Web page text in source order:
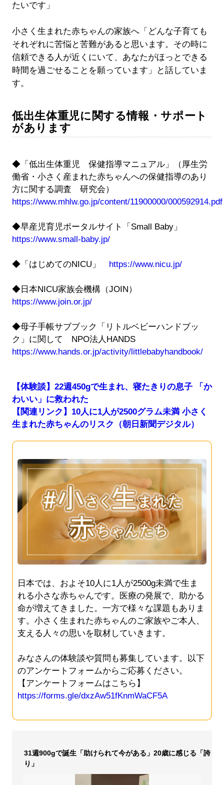
たいです」
小さく生まれた赤ちゃんの家族へ「どんな子育ても
それぞれに苦悩と苦難があると思います。その時に
信頼できる人が近くにいて、あなたがほっとできる
時間を過ごせることを願っています」と話していま
す。
低出生体重児に関する情報・サポート
があります
◆「低出生体重児 保健指導マニュアル」（厚生労
働省・小さく産まれた赤ちゃんへの保健指導のあり
方に関する調査 研究会）
https://www.mhlw.go.jp/content/11900000/000592914.pdf
◆早産児育児ポータルサイト「Small Baby」
https://www.small-baby.jp/
◆「はじめてのNICU」 https://www.nicu.jp/
◆日本NICU家族会機構（JOIN）
https://www.join.or.jp/
◆母子手帳サブブック「リトルベビーハンドブッ
ク」に関して NPO法人HANDS
https://www.hands.or.jp/activity/littlebabyhandbook/
【体験談】22週450gで生まれ、寝たきりの息子 「か
わいい」に救われた
【関連リンク】10人に1人が2500グラム未満 小さく
生まれた赤ちゃんのリスク（朝日新聞デジタル）
日本では、およそ10人に1人が2500g未満で生ま
れる小さな赤ちゃんです。医療の発展で、助かる
命が増えてきました。一方で様々な課題もありま
す。小さく生まれた赤ちゃんのご家族やご本人、
支える人々の思いを取材していきます。
みなさんの体験談や質問も募集しています。以下
のアンケートフォームからご応募ください。
【アンケートフォームはこちら】
https://forms.gle/dxzAw51fKnmWaCF5A
31週900gで誕生「助けられて今がある」20歳に感じる「誇
り」